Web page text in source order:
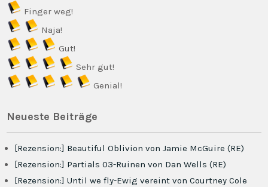
Finger weg!
Naja!
Gut!
Sehr gut!
Genial!
Neueste Beiträge
[Rezension:] Beautiful Oblivion von Jamie McGuire (RE)
[Rezension:] Partials 03-Ruinen von Dan Wells (RE)
[Rezension:] Until we fly-Ewig vereint von Courtney Cole